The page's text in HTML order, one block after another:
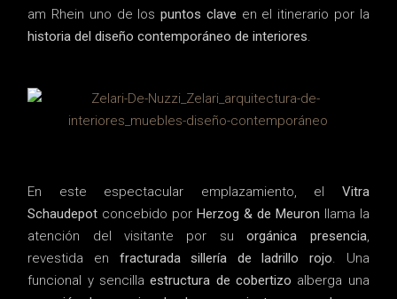
am Rhein uno de lospuntos clave en el itinerario por la
historia del diseño contemporáneo de interiores.
En este espectacular emplazamiento, el Vitra
Schaudepot concebido porHerzog & de Meuron llama la
atención del visitante por suorgánica presencia,
revestida en fracturada sillería de ladrillo rojo. Una
funcional y sencillaestructura de cobertizo alberga una